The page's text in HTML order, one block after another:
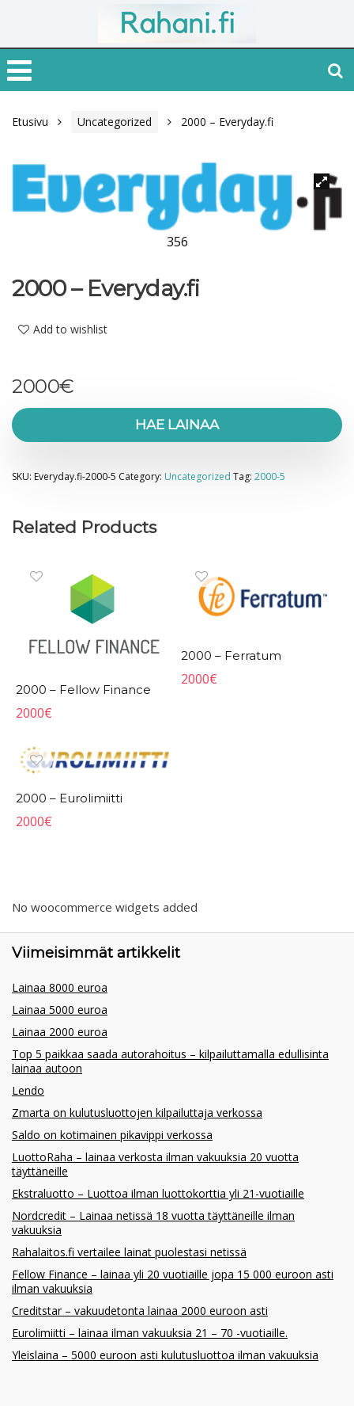
Etusivu Uncategorized 2000 – Everyday.fi
356
2000 – Everyday.fi
Add to wishlist
2000€
HAE LAINAA
SKU: Everyday.fi-2000-5 Category: Uncategorized Tag: 2000-5
Related Products
2000 – Fellow Finance
2000€
2000 – Ferratum
2000€
2000 – Eurolimiitti
2000€
No woocommerce widgets added
Viimeisimmät artikkelit
Lainaa 8000 euroa
Lainaa 5000 euroa
Lainaa 2000 euroa
Top 5 paikkaa saada autorahoitus – kilpailuttamalla edullisinta
lainaa autoon
Lendo
Zmarta on kulutusluottojen kilpailuttaja verkossa
Saldo on kotimainen pikavippi verkossa
LuottoRaha – lainaa verkosta ilman vakuuksia 20 vuotta
täyttäneille
Ekstraluotto – Luottoa ilman luottokorttia yli 21-vuotiaille
Nordcredit – Lainaa netissä 18 vuotta täyttäneille ilman
vakuuksia
Rahalaitos.fi vertailee lainat puolestasi netissä
Fellow Finance – lainaa yli 20 vuotiaille jopa 15 000 euroon asti
ilman vakuuksia
Creditstar – vakuudetonta lainaa 2000 euroon asti
Eurolimiitti – lainaa ilman vakuuksia 21 – 70 -vuotiaille.
Yleislaina – 5000 euroon asti kulutusluottoa ilman vakuuksia